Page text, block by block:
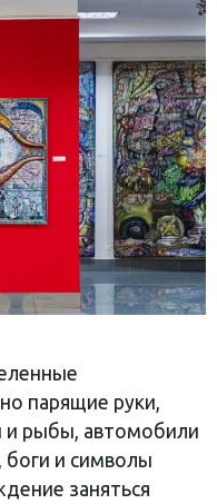
парящие руки,
и рыбы, автомобили
боги и символы
заняться